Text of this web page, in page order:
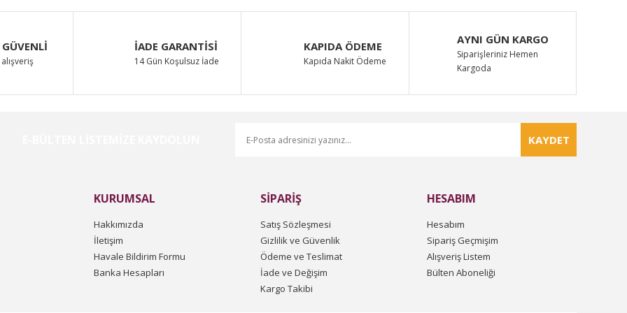
İADE GARANTİSİ
14 Gün Koşulsuz İade
KAPIDA ÖDEME
Kapıda Nakit Ödeme
AYNI GÜN KARGO
Siparişleriniz Hemen
Kargoda
KAYDET
KURUMSAL
Hakkımızda
İletişim
Havale Bildirim Formu
Banka Hesapları
SİPARİŞ
Satış Sözleşmesi
Gizlilik ve Güvenlik
Ödeme ve Teslimat
İade ve Değişim
Kargo Takibi
HESABIM
Hesabım
Sipariş Geçmişim
Alışveriş Listem
Bülten Aboneliği